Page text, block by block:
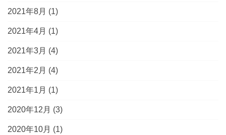
2021年8月 (1)
2021年4月 (1)
2021年3月 (4)
2021年2月 (4)
2021年1月 (1)
2020年12月 (3)
2020年10月 (1)